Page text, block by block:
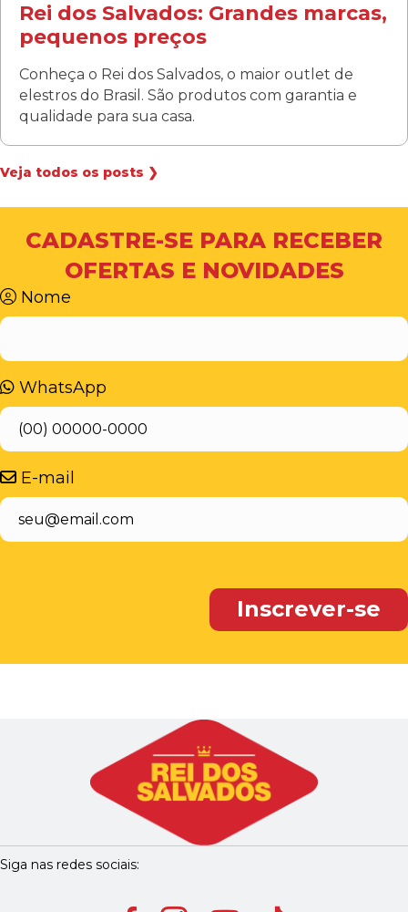
Rei dos Salvados: Grandes marcas,
pequenos preços
Conheça o Rei dos Salvados, o maior outlet de
elestros do Brasil. São produtos com garantia e
qualidade para sua casa.
Veja todos os posts ❯
CADASTRE-SE PARA RECEBER
OFERTAS E NOVIDADES
Nome
WhatsApp
E-mail
Siga nas redes sociais: